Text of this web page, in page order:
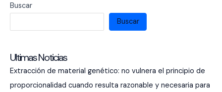
Buscar
Buscar
Ultimas Noticias
Extracción de material genético: no vulnera el principio de
proporcionalidad cuando resulta razonable y necesaria para